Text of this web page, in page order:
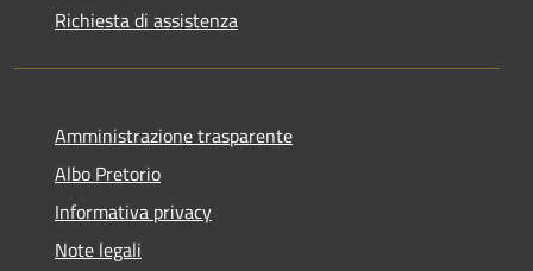
Richiesta di assistenza
Amministrazione trasparente
Albo Pretorio
Informativa privacy
Note legali